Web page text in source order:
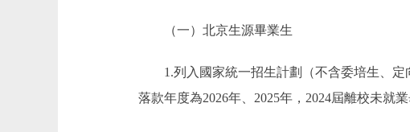
（一）北京生源畢業生
1.列入國家統一招生計劃（不含委培生、定
落款年度為2026年、2025年，2024屆離校未就